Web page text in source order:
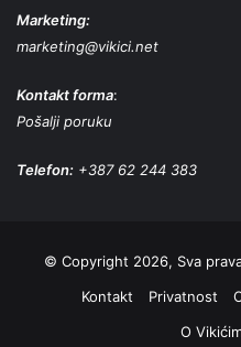
Marketing:
marketing@vikici.net
Kontakt forma:
Pošalji poruku
Telefon: +387 62 244 383
© Copyright 2026, Sva
Kontakt
Privatnost
O